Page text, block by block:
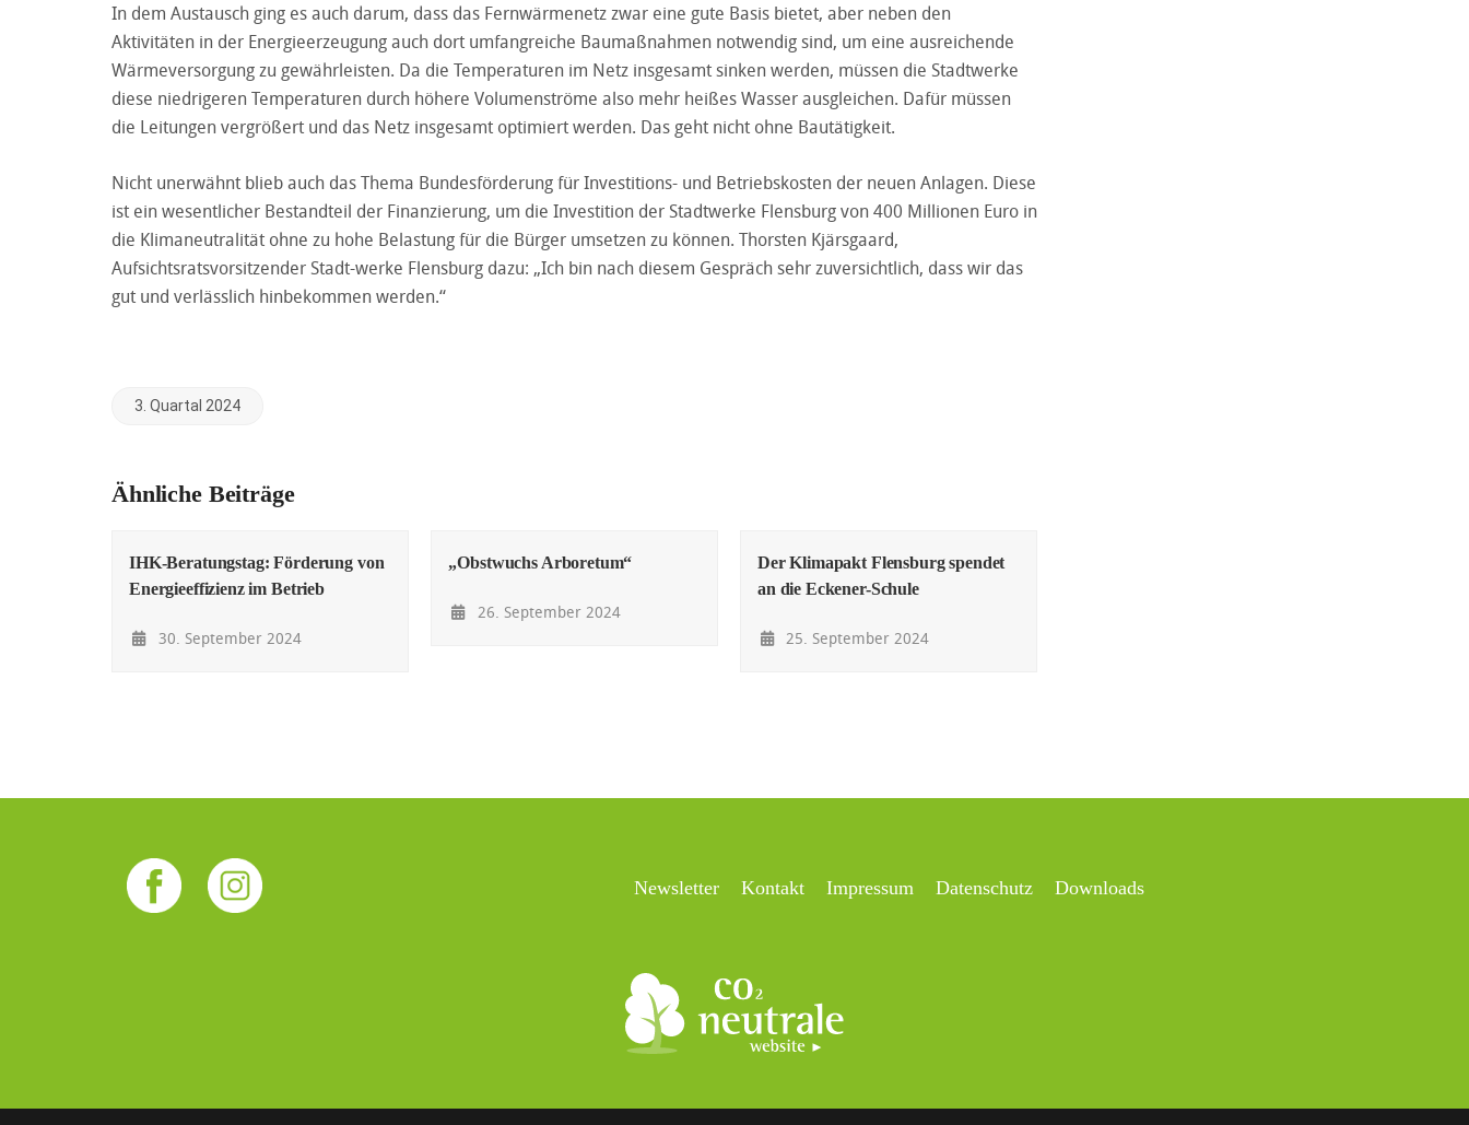
In dem Austausch ging es auch darum, dass das Fernwärmenetz zwar eine gute Basis bietet, aber neben den
Aktivitäten in der Energieerzeugung auch dort umfangreiche Baumaßnahmen notwendig sind, um eine ausreichende
Wärmeversorgung zu gewährleisten. Da die Temperaturen im Netz insgesamt sinken werden, müssen die Stadtwerke
diese niedrigeren Temperaturen durch höhere Volumenströme also mehr heißes Wasser ausgleichen. Dafür müssen
die Leitungen vergrößert und das Netz insgesamt optimiert werden. Das geht nicht ohne Bautätigkeit.
Nicht unerwähnt blieb auch das Thema Bundesförderung für Investitions- und Betriebskosten der neuen Anlagen. Diese
ist ein wesentlicher Bestandteil der Finanzierung, um die Investition der Stadtwerke Flensburg von 400 Millionen Euro in
die Klimaneutralität ohne zu hohe Belastung für die Bürger umsetzen zu können. Thorsten Kjärsgaard,
Aufsichtsratsvorsitzender Stadt-werke Flensburg dazu: „Ich bin nach diesem Gespräch sehr zuversichtlich, dass wir das
gut und verlässlich hinbekommen werden.“
3. Quartal 2024
Ähnliche Beiträge
IHK-Beratungstag: Förderung von
Energieeffizienz im Betrieb
30. September 2024
„Obstwuchs Arboretum“
26. September 2024
Der Klimapakt Flensburg spendet
an die Eckener-Schule
25. September 2024
Newsletter Kontakt Impressum Datenschutz Downloads